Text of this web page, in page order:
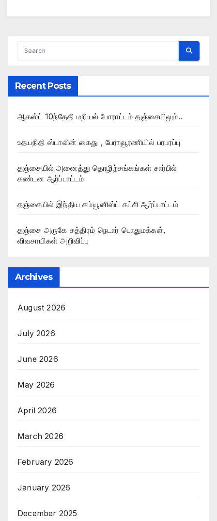
Recent Posts
ஆகஸ்ட் 10ந்தேதி மறியல் போராட்டம் தஞ்சையிலும்..
உதயநிதி ஸ்டாலின் கைது , பேராவூரணியில் பரபரப்பு
தஞ்சையில் அனைத்து தொழிற்சங்கங்கள் சார்பில்
கண்டன ஆர்ப்பாட்டம்
தஞ்சையில் இந்திய கம்யூனிஸ்ட் கட்சி ஆர்ப்பாட்டம்
தஞ்சை அருகே சத்திரம் நெடார் பொதுமக்கள்,
விவசாயிகள் அறிவிப்பு
Archives
August 2026
July 2026
June 2026
May 2026
April 2026
March 2026
February 2026
January 2026
December 2025